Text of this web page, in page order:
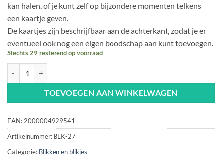
kan halen, of je kunt zelf op bijzondere momenten telkens
een kaartje geven.
De kaartjes zijn beschrijfbaar aan de achterkant, zodat je er
eventueel ook nog een eigen boodschap aan kunt toevoegen.
Slechts 29 resterend op voorraad
TOEVOEGEN AAN WINKELWAGEN
EAN: 2000004929541
Artikelnummer: BLK-27
Categorie: Blikken en blikjes